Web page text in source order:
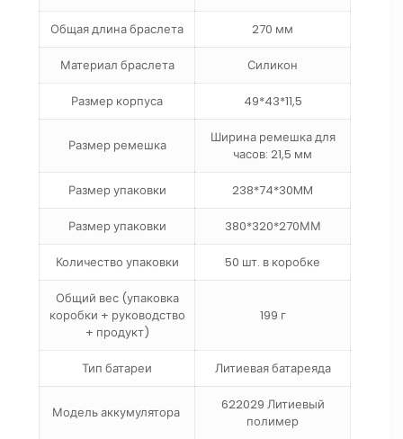
Общая длина браслета 270 мм
Материал браслета Силикон
Размер корпуса 49*43*11,5
Размер ремешка
Ширина ремешка для
часов: 21,5 мм
Размер упаковки 238*74*30MM
Размер упаковки 380*320*270ММ
Количество упаковки 50 шт. в коробке
Общий вес (упаковка
коробки + руководство
+ продукт)
199 г
Тип батареи Литиевая батареяда
Модель аккумулятора
622029 Литиевый
полимер